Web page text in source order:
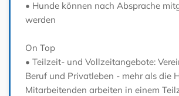
• Hunde können nach Absprache
werden
On Top
• Teilzeit- und Vollzeitangebote:
Beruf und Privatleben - mehr als die
Mitarbeitenden arbeiten in einem